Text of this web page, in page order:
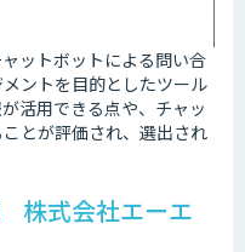
ットボットによる問い合
ントを目的としたツール
活用できる点や、チャッ
とが評価され、選出され
株式会社エーエ